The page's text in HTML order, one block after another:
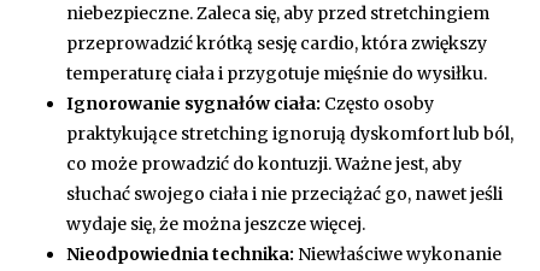
niebezpieczne. Zaleca się, aby przed stretchingiem
przeprowadzić krótką sesję cardio, która zwiększy
temperaturę ciała i przygotuje mięśnie do wysiłku.
Ignorowanie sygnałów ciała: Często osoby
praktykujące stretching ignorują dyskomfort lub ból,
co może prowadzić do kontuzji. Ważne jest, aby
słuchać swojego ciała i nie przeciążać go, nawet jeśli
wydaje się, że można jeszcze więcej.
Nieodpowiednia technika: Niewłaściwe wykonanie